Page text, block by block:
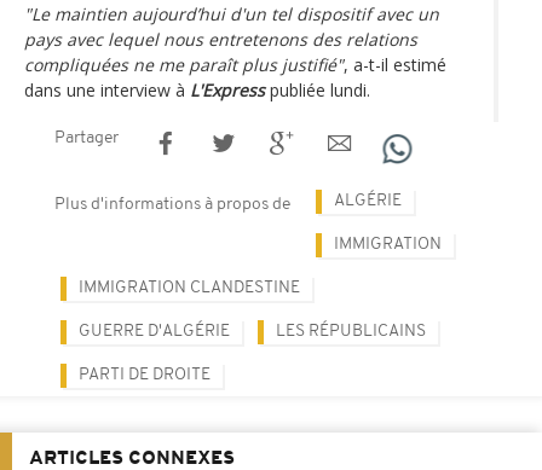
"Le maintien aujourd’hui d'un tel dispositif avec un
pays avec lequel nous entretenons des relations
compliquées ne me paraît plus justifié", a-t-il estimé
dans une interview à L'Expresspubliée lundi.
Partager
Plus d'informations à propos de ALGÉRIE
IMMIGRATION
IMMIGRATION CLANDESTINE
GUERRE D'ALGÉRIE LES RÉPUBLICAINS
PARTI DE DROITE
ARTICLES CONNEXES